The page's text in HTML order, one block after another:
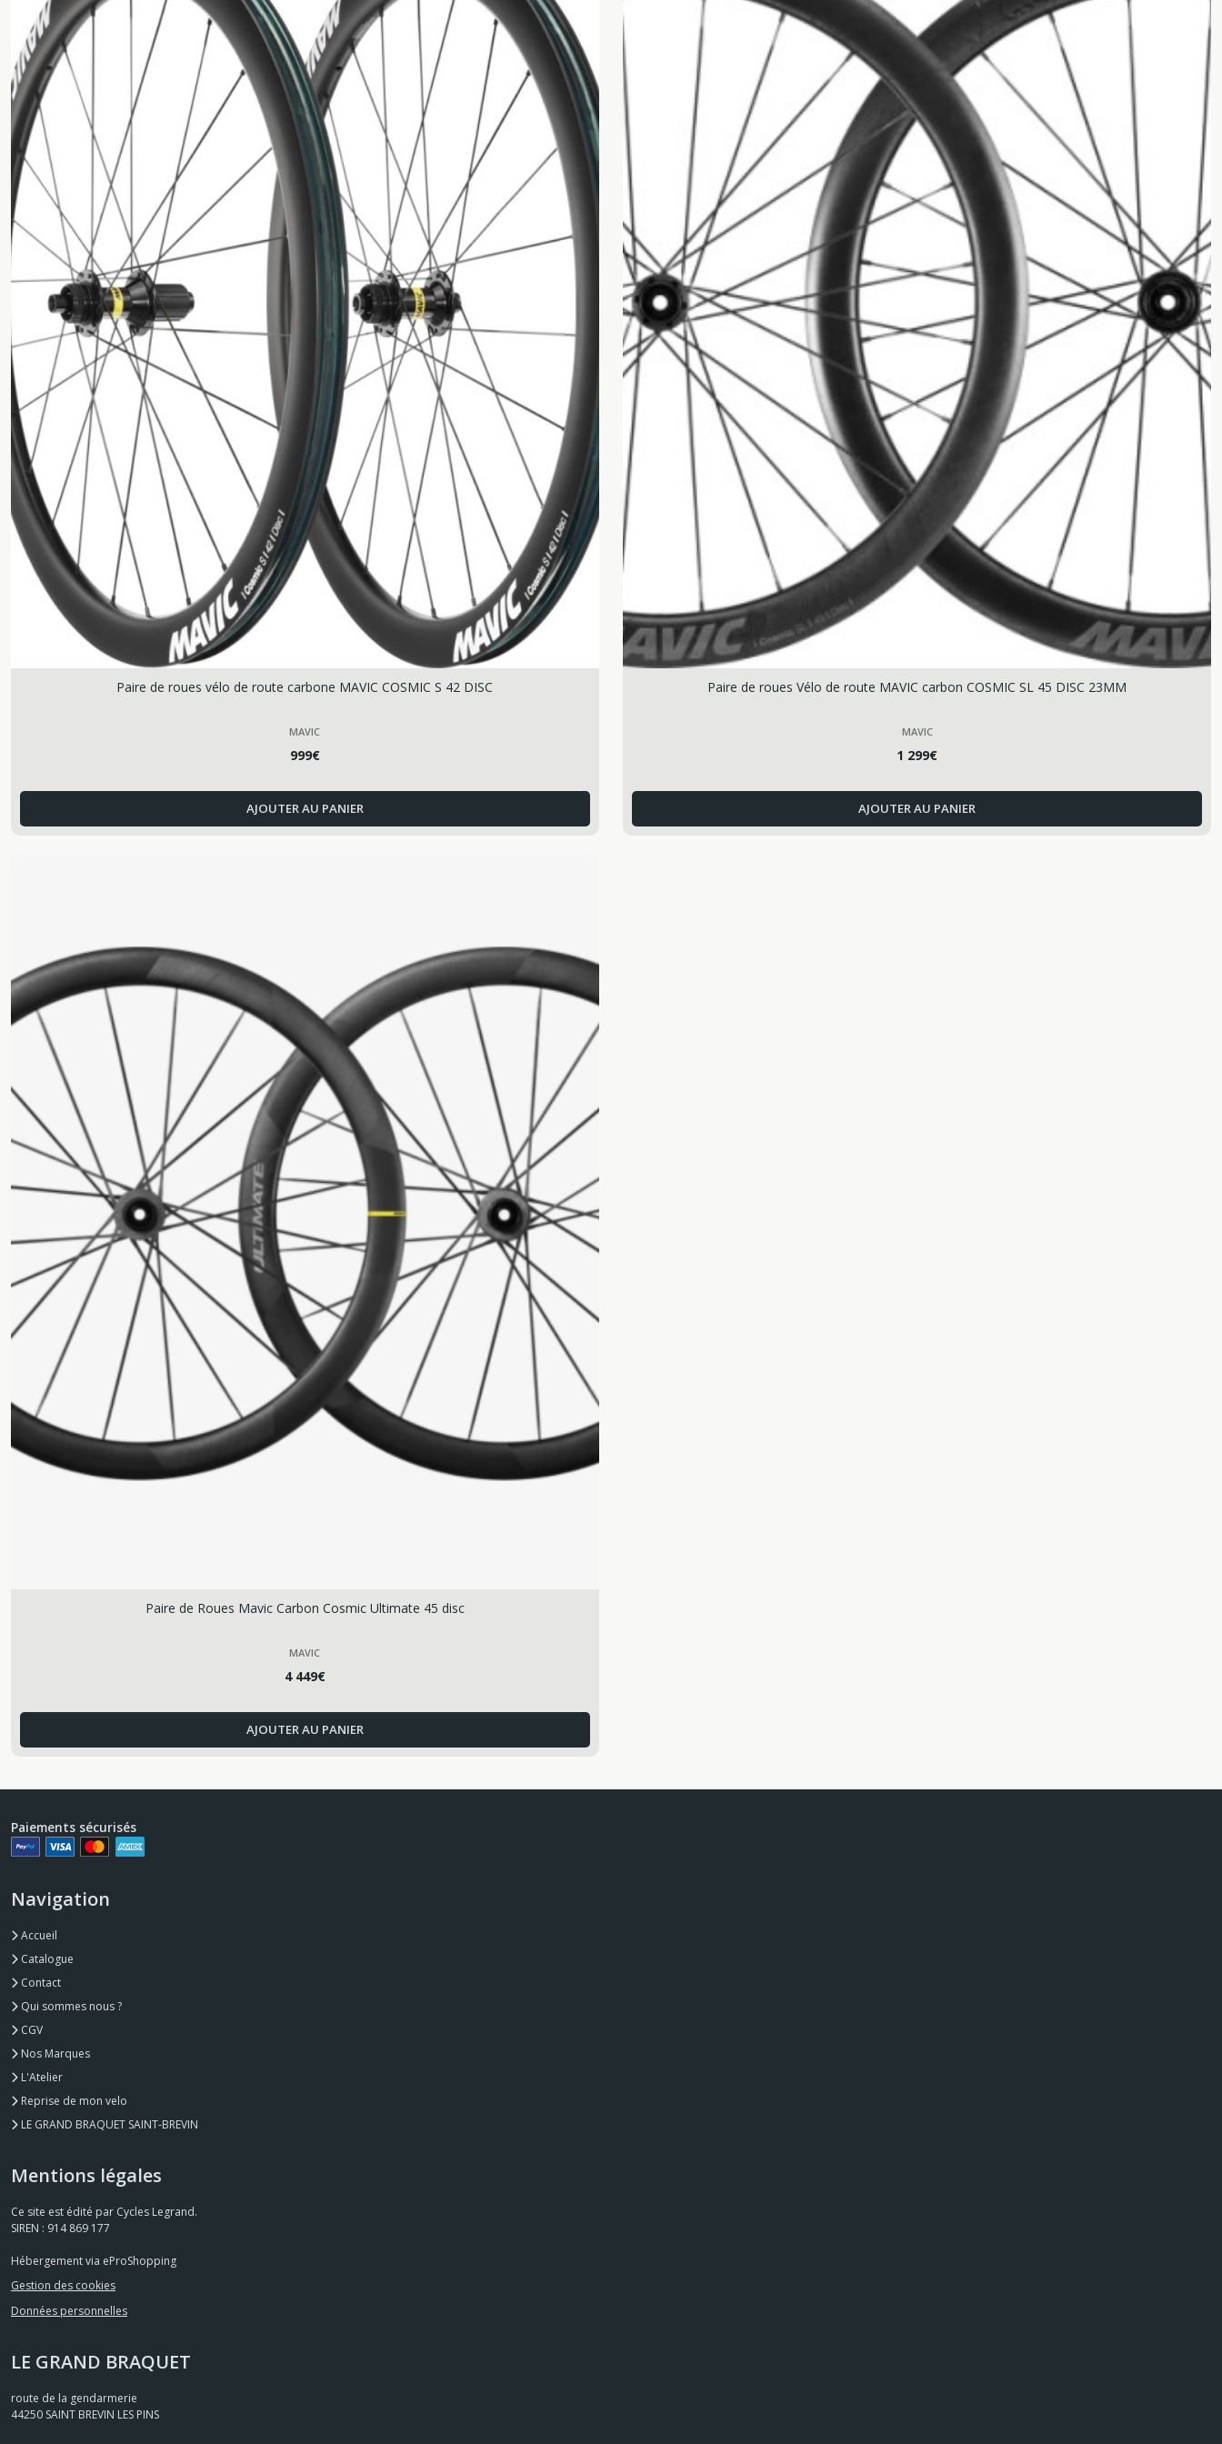
Paire de roues vélo de route carbone MAVIC COSMIC S 42 DISC
MAVIC
999€
AJOUTER AU PANIER
Paire de roues Vélo de route MAVIC carbon COSMIC SL 45 DISC 23MM
MAVIC
1 299€
AJOUTER AU PANIER
Paire de Roues Mavic Carbon Cosmic Ultimate 45 disc
MAVIC
4 449€
AJOUTER AU PANIER
Corima
Afficher
les
résultats
Paiements sécurisés
Navigation
Accueil
Catalogue
Contact
Qui sommes nous ?
CGV
Nos Marques
L'Atelier
Reprise de mon velo
LE GRAND BRAQUET SAINT-BREVIN
Mentions légales
Ce site est édité par Cycles Legrand.
SIREN : 914 869 177
Hébergement via eProShopping
Gestion des cookies
Données personnelles
LE GRAND BRAQUET
route de la gendarmerie
44250 SAINT BREVIN LES PINS